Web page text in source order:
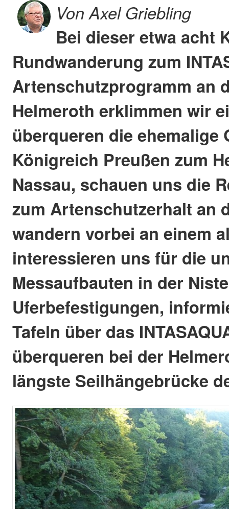
Von Axel Griebling
Bei dieser etwa acht
Rundwanderung zum
Artenschutzprogramm an
Helmeroth erklimmen wir
überqueren die ehemalige
Königreich Preußen zum
Nassau, schauen uns die
zum Artenschutzerhalt an
wandern vorbei an einem
interessieren uns für die
Messaufbauten in der
Uferbefestigungen,
Tafeln über das
überqueren bei der
längste Seilhängebrücke